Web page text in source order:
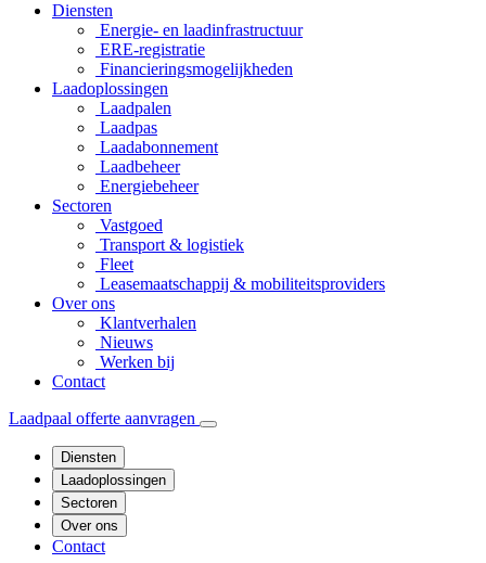
Diensten
Energie- en laadinfrastructuur
ERE-registratie
Financierings­mogelijkheden
Laadoplossingen
Laadpalen
Laadpas
Laadabonnement
Laadbeheer
Energiebeheer
Sectoren
Vastgoed
Transport & logistiek
Fleet
Leasemaatschappij & mobiliteitsproviders
Over ons
Klantverhalen
Nieuws
Werken bij
Contact
Laadpaal offerte aanvragen
Diensten
Laadoplossingen
Sectoren
Over ons
Contact